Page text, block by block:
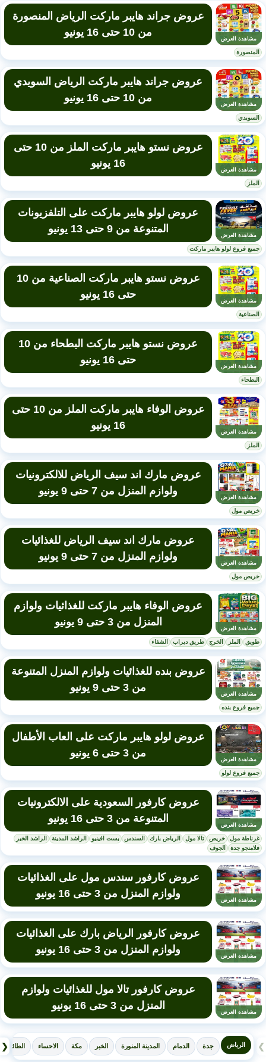
مشاهدة العرض
عروض جراند هايبر ماركت الرياض المنصورة
من 10 حتى 16 يونيو
المنصورة
مشاهدة العرض
عروض جراند هايبر ماركت الرياض السويدي
من 10 حتى 16 يونيو
السويدي
مشاهدة العرض
عروض نستو هايبر ماركت الملز من 10 حتى
16 يونيو
الملز
مشاهدة العرض
عروض لولو هايبر ماركت على التلفزيونات
المتنوعة من 9 حتى 13 يونيو
جميع فروع لولو هايبر ماركت
مشاهدة العرض
عروض نستو هايبر ماركت الصناعية من 10
حتى 16 يونيو
الصناعية
مشاهدة العرض
عروض نستو هايبر ماركت البطحاء من 10
حتى 16 يونيو
البطحاء
مشاهدة العرض
عروض الوفاء هايبر ماركت الملز من 10 حتى
16 يونيو
الملز
مشاهدة العرض
عروض مارك اند سيف الرياض للالكترونيات
ولوازم المنزل من 7 حتى 9 يونيو
خريص مول
مشاهدة العرض
عروض مارك اند سيف الرياض للغذائيات
ولوازم المنزل من 7 حتى 9 يونيو
خريص مول
مشاهدة العرض
عروض الوفاء هايبر ماركت للغذائيات ولوازم
المنزل من 3 حتى 9 يونيو
طويق الملز الخرج طريق ديراب الشفاء
مشاهدة العرض
عروض بنده للغذائيات ولوازم المنزل المتنوعة
من 3 حتى 9 يونيو
جميع فروع بنده
مشاهدة العرض
عروض لولو هايبر ماركت على العاب الأطفال
من 3 حتى 6 يونيو
جميع فروع لولو
مشاهدة العرض
عروض كارفور السعودية على الالكترونيات
المتنوعة من 3 حتى 16 يونيو
غرناطة مول خريص تالا مول الرياض بارك السندس بست افينيو الراشد المدينة
الراشد الخبر
فلامنجو جدة
الجوف
مشاهدة العرض
عروض كارفور سندس مول على الغذائيات
ولوازم المنزل من 3 حتى 16 يونيو
مشاهدة العرض
عروض كارفور الرياض بارك على الغذائيات
ولوازم المنزل من 3 حتى 16 يونيو
مشاهدة العرض
عروض كارفور تالا مول للغذائيات ولوازم
المنزل من 3 حتى 16 يونيو
❮ الرياض جدة الدمام المدينة المنورة الخبر مكة الاحساء الطائف ❯